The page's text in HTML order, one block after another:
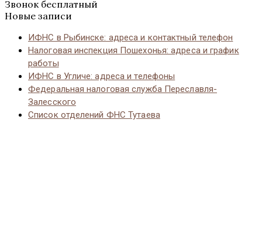
Звонок бесплатный
Новые записи
ИФНС в Рыбинске: адреса и контактный телефон
Налоговая инспекция Пошехонья: адреса и график
работы
ИФНС в Угличе: адреса и телефоны
Федеральная налоговая служба Переславля-
Залесского
Список отделений ФНС Тутаева